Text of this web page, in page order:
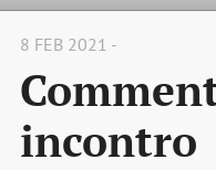
8 FEB 2021 -
incontro